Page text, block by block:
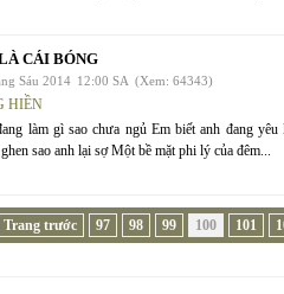
CÁI BÓNG
Sáu 2014 12:00 SA (Xem: 64343)
HIỀN
làm gì sao chưa ngủ Em biết anh đang
sao anh lại sợ Một bề mặt phi lý của đêm...
Trang trước 97 98 99 100 101